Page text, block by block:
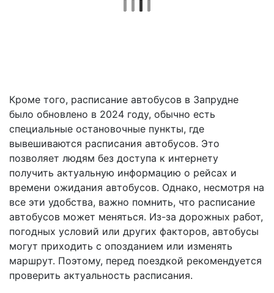
Кроме того, расписание автобусов в Запрудне
было обновлено в 2024 году, обычно есть
специальные остановочные пункты, где
вывешиваются расписания автобусов. Это
позволяет людям без доступа к интернету
получить актуальную информацию о рейсах и
времени ожидания автобусов. Однако, несмотря на
все эти удобства, важно помнить, что расписание
автобусов может меняться. Из-за дорожных работ,
погодных условий или других факторов, автобусы
могут приходить с опозданием или изменять
маршрут. Поэтому, перед поездкой рекомендуется
проверить актуальность расписания.